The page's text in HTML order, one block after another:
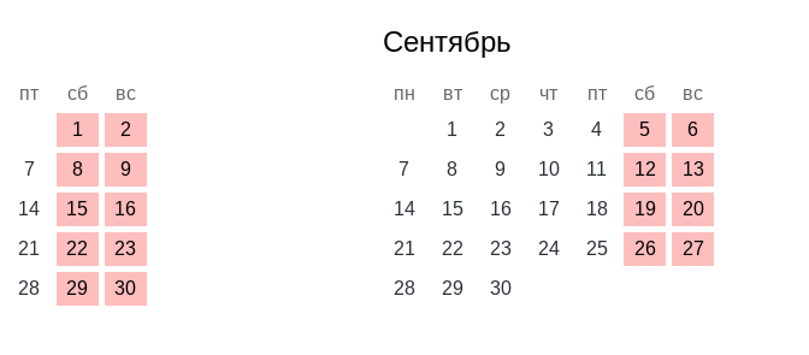
пт сб
вс
1
2
7 8
9
14 15
16
21 22
23
28 29
30
Сентябрь
пн вт ср чт пт сб
вс
1
2 3 4 5
6
7
8 9 10 11 12
13
14
15 16 17 18 19
20
21
22 23 24 25 26
27
28
29 30